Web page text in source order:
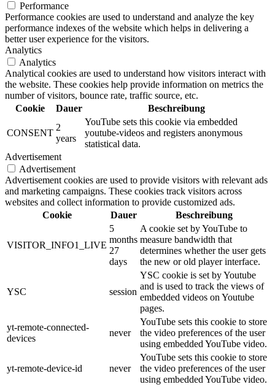
Performance
Performance cookies are used to understand and analyze the key
performance indexes of the website which helps in delivering a
better user experience for the visitors.
Analytics
Analytics
Analytical cookies are used to understand how visitors interact with
the website. These cookies help provide information on metrics the
number of visitors, bounce rate, traffic source, etc.
Cookie
Dauer Beschreibung
CONSENT
2
years
YouTube sets this cookie via embedded
youtube-videos and registers anonymous
statistical data.
Advertisement
Advertisement
Advertisement cookies are used to provide visitors with relevant ads
and marketing campaigns. These cookies track visitors across
websites and collect information to provide customized ads.
Cookie
Dauer Beschreibung
VISITOR_INFO1_LIVE
5
months
27
days
A cookie set by YouTube to
measure bandwidth that
determines whether the user gets
the new or old player interface.
YSC session
YSC cookie is set by Youtube
and is used to track the views of
embedded videos on Youtube
pages.
yt-remote-connected-
devices
never
YouTube sets this cookie to store
the video preferences of the user
using embedded YouTube video.
yt-remote-device-id never
YouTube sets this cookie to store
the video preferences of the user
using embedded YouTube video.